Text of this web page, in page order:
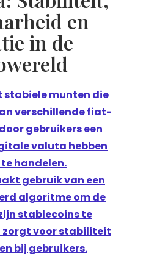
en
in de
stabiele munten die
verschillende fiat-
gebruikers een
valuta hebben
handelen.
gebruik van een
algoritme om de
stablecoins te
zorgt voor stabiliteit
bij gebruikers.